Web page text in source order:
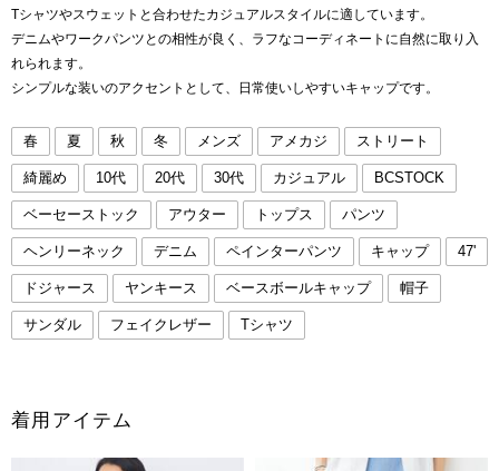
Tシャツやスウェットと合わせたカジュアルスタイルに適しています。
デニムやワークパンツとの相性が良く、ラフなコーディネートに自然に取り入
れられます。
シンプルな装いのアクセントとして、日常使いしやすいキャップです。
春 夏 秋 冬 メンズ アメカジ ストリート
綺麗め 10代 20代 30代 カジュアル BCSTOCK
ベーセーストック アウター トップス パンツ
ヘンリーネック デニム ペインターパンツ キャップ 47'
ドジャース ヤンキース ベースボールキャップ 帽子
サンダル フェイクレザー Tシャツ
着用アイテム